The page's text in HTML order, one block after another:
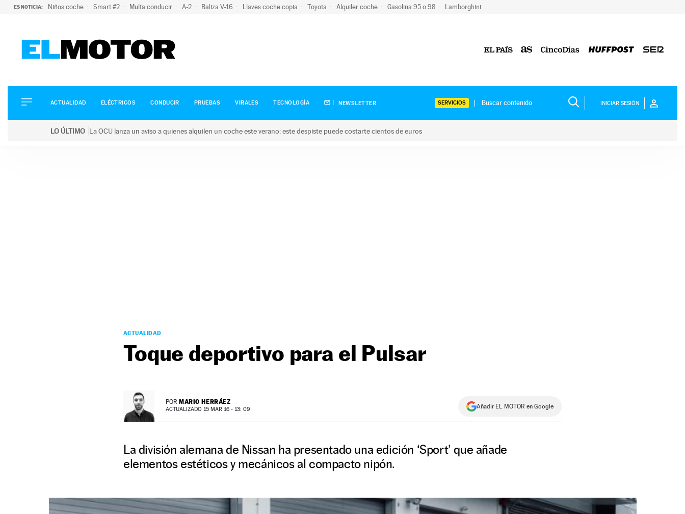
ES NOTICIA: Niños coche Smart #2 Multa conducir A-2 Baliza V-16 Llaves coche copia Toyota Alquiler coche Gasolina 95 o 98 Lamborghini
ELÉCTRICOS
CONDUCIR
ACTUALIDAD ELÉCTRICOS CONDUCIR PRUEBAS VIRALES TECNOLOGÍA NEWSLETTER SERVICIOS INICIAR SESIÓN
LO ÚLTIMO La OCU lanza un aviso a quienes alquilen un coche este verano: este despiste puede costarte cientos de euros
ACTUALIDAD
Toque deportivo para el Pulsar
POR MARIO HERRÁEZ
ACTUALIZADO 15 MAR 16 - 13: 09 Añadir EL MOTOR en Google
La división alemana de Nissan ha presentado una edición ‘Sport’ que añade
elementos estéticos y mecánicos al compacto nipón.